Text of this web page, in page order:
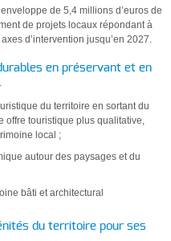
de 5,4 millions d’euros de
de projets locaux répondant à
d’intervention jusqu’en 2027.
en préservant et en
du territoire en sortant du
offre touristique plus qualitative,
local ;
autour des paysages et du
bâti et architectural
du territoire pour ses